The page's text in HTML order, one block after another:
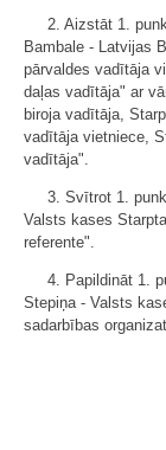
2. Aizstāt 1.
Bambale - Latvijas
pārvaldes vadītāja
daļas vadītāja" ar
biroja vadītāja,
vadītāja vietniece,
vadītāja".
3. Svītrot 1.
Valsts kases
referente".
4. Papildināt 1.
Stepiņa - Valsts
sadarbības